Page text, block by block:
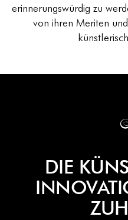
erinnerungswürdig zu
von ihren Meriten
DIE